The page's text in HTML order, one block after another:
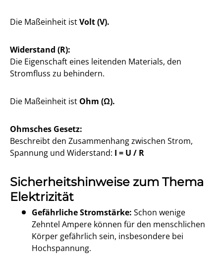
Die Maßeinheit istVolt (V).
Widerstand (R):
Die Eigenschaft eines leitenden Materials, den
Stromfluss zu behindern.
Die Maßeinheit ist Ohm (Ω).
Ohmsches Gesetz:
Beschreibt den Zusammenhang zwischen Strom,
Spannung und Widerstand: I = U / R
Sicherheitshinweise zum Thema
Elektrizität
Gefährliche Stromstärke: Schon wenige
Zehntel Ampere können für den menschlichen
Körper gefährlich sein, insbesondere bei
Hochspannung.